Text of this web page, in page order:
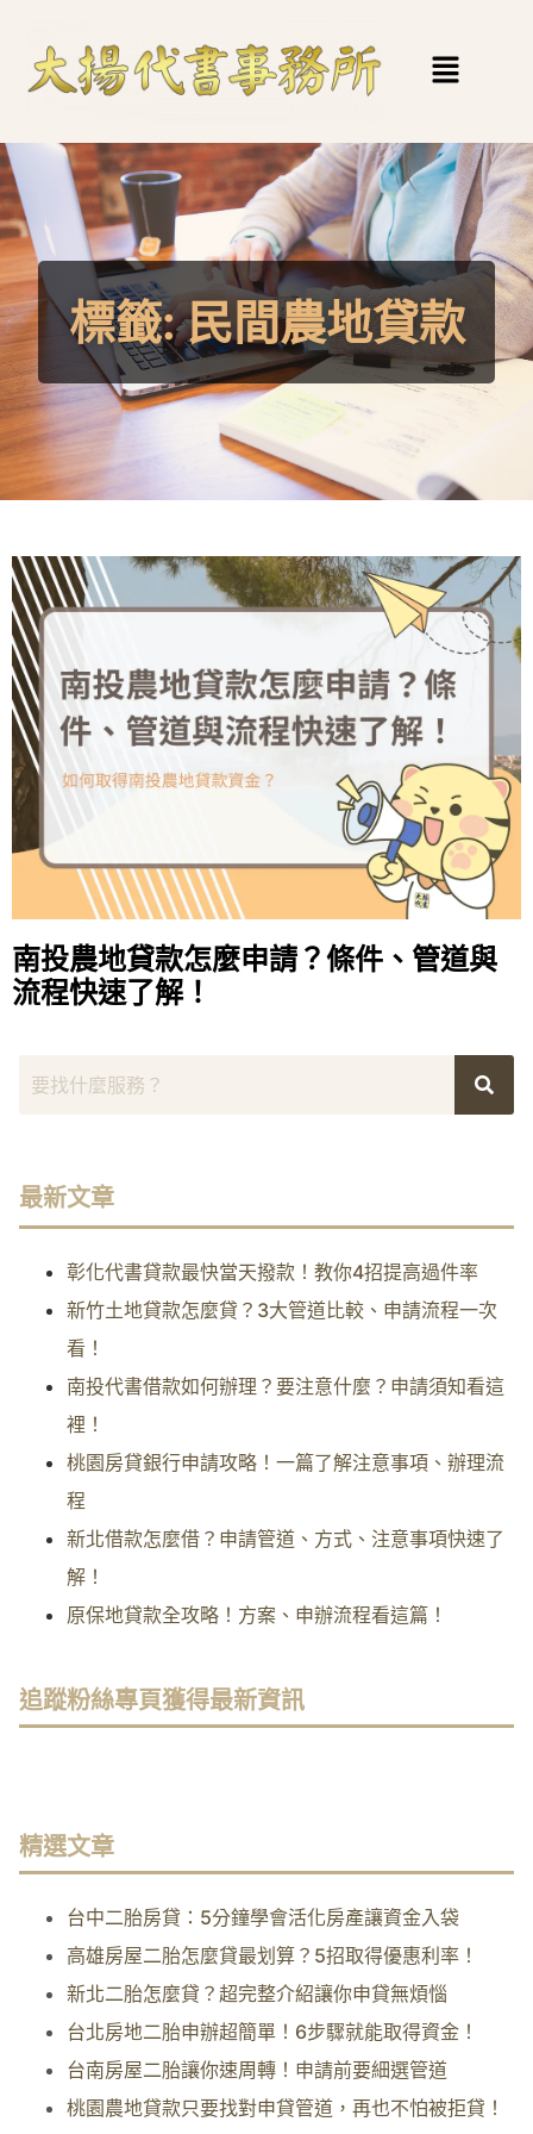
標籤:民間農地貸款
南投農地貸款怎麼申請？條件、管道與
流程快速了解！
最新文章
彰化代書貸款最快當天撥款！教你4招提高過件率
新竹土地貸款怎麼貸？3大管道比較、申請流程一次
看！
南投代書借款如何辦理？要注意什麼？申請須知看這
裡！
桃園房貸銀行申請攻略！一篇了解注意事項、辦理流
程
新北借款怎麼借？申請管道、方式、注意事項快速了
解！
原保地貸款全攻略！方案、申辦流程看這篇！
追蹤粉絲專頁獲得最新資訊
精選文章
台中二胎房貸：5分鐘學會活化房產讓資金入袋
高雄房屋二胎怎麼貸最划算？5招取得優惠利率！
新北二胎怎麼貸？超完整介紹讓你申貸無煩惱
台北房地二胎申辦超簡單！6步驟就能取得資金！
台南房屋二胎讓你速周轉！申請前要細選管道
桃園農地貸款只要找對申貸管道，再也不怕被拒貸！